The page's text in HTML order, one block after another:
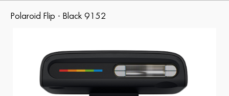
Polaroid Flip - Black 9152